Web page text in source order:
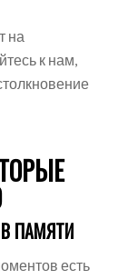
на
к нам,
ПАМЯТИ
есть